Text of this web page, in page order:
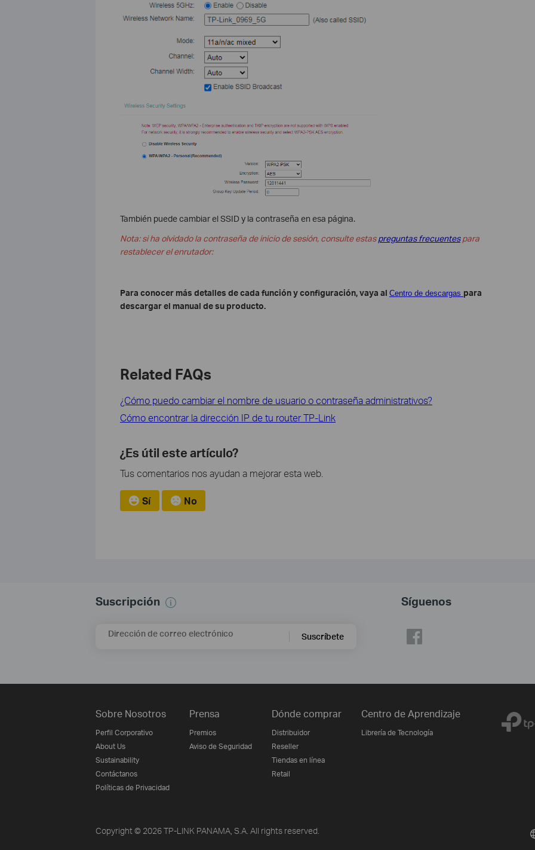
También puede cambiar el SSID y la contraseña en esa página.
Nota: si ha olvidado la contraseña de inicio de sesión, consulte estaspreguntas frecuentespara
restablecer el enrutador:
Para conocer más detalles de cada función y configuración, vaya al Centro de descargas para
descargar el manual de su producto.
Related FAQs
¿Cómo puedo cambiar el nombre de usuario o contraseña administrativos?
Cómo encontrar la dirección IP de tu router TP-Link
¿Es útil este artículo?
Tus comentarios nos ayudan a mejorar esta web.
Sí No
Suscripción
Dirección de correo electrónico Suscríbete
Síguenos
Sobre Nosotros
Perfil Corporativo
About Us
Sustainability
Contáctanos
Políticas de Privacidad
Prensa
Premios
Aviso de Seguridad
Dónde comprar
Distribuidor
Reseller
Tiendas en línea
Retail
Centro de Aprendizaje
Librería de Tecnología
Copyright © 2026 TP-LINK PANAMA, S.A. All rights reserved.